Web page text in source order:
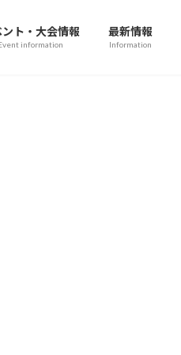
ト・大会情報
information
最新情報
Information